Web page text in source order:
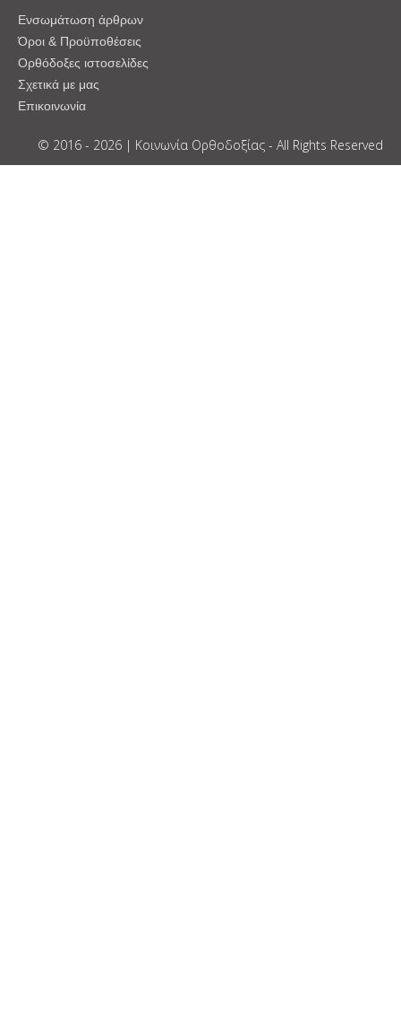
Ενσωμάτωση άρθρων
Όροι & Προϋποθέσεις
Ορθόδοξες ιστοσελίδες
Σχετικά με μας
Επικοινωνία
© 2016 - 2026 | Κοινωνία Ορθοδοξίας - All Rights Reserved